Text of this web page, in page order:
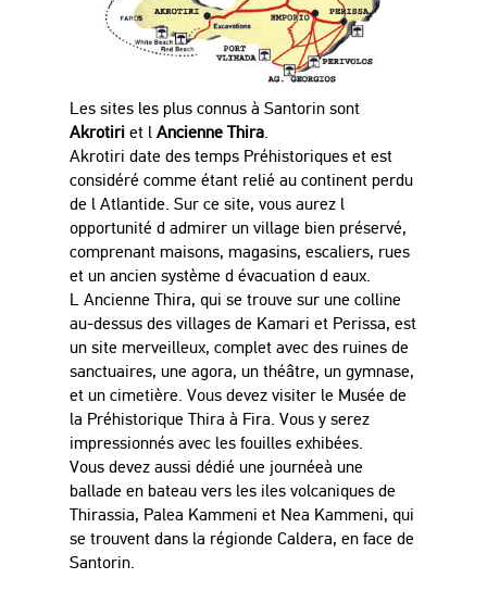
Les sites les plus connus à Santorin sont
Akrotiri et l Ancienne Thira
Akrotiri date des temps Préhistoriques et est
considéré comme étant relié au continent perdu
de l Atlantide. Sur ce site, vous aurez l
opportunité d admirer un village bien préservé,
comprenant maisons, magasins, escaliers, rues
et un ancien système d évacuation d eaux.
L Ancienne Thira, qui se trouve sur une colline
au-dessus des villages de Kamari et Perissa, est
un site merveilleux, complet avec des ruines de
sanctuaires, une agora, un théâtre, un gymnase,
et un cimetière. Vous devez visiter le Musée de
la Préhistorique Thira à Fira. Vous y serez
impressionnés avec les fouilles exhibées
Vous devez aussi dédié une journéeà une
ballade en bateau vers les iles volcaniques de
Thirassia, Palea Kammeni et Nea Kammeni, qui
se trouvent dans la régionde Caldera, en face de
Santorin.